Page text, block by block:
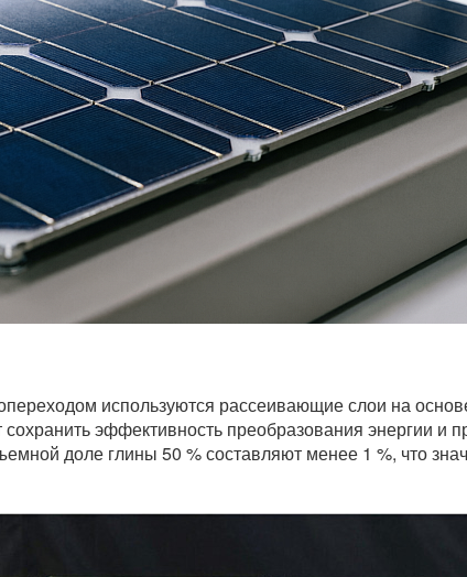
используются рассеивающие слои на
эффективность преобразования энергии и
доле глины 50 % составляют менее 1 %, что